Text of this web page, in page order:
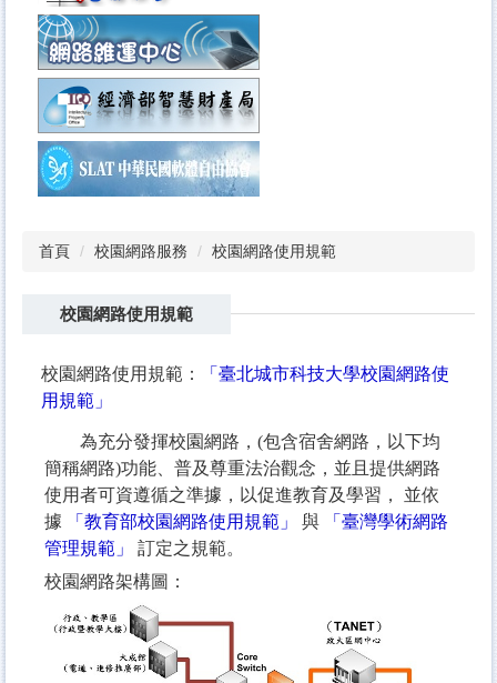
首頁 校園網路服務 校園網路使用規範
校園網路使用規範
校園網路使用規範：
「臺北城市科技大學校園網路使
用規範」
為充分發揮校園網路，(包含宿舍網路，以下均
簡稱網路)功能、普及尊重法治觀念，並且提供網路
使用者可資遵循之準據，以促進教育及學習， 並依
據
「教育部校園網路使用規範」 與
「臺灣學術網路
管理規範」
訂定之規範。
校園網路架構圖：